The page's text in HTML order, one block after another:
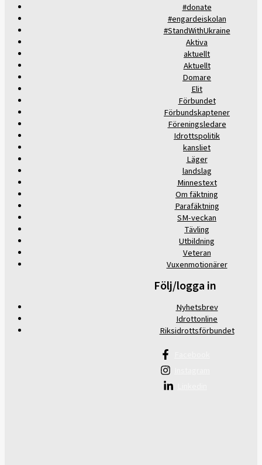
#donate
#engardeiskolan
#StandWithUkraine
Aktiva
aktuellt
Aktuellt
Domare
Elit
Förbundet
Förbundskaptener
Föreningsledare
Idrottspolitik
kansliet
Läger
landslag
Minnestext
Om fäktning
Parafäktning
SM-veckan
Tävling
Utbildning
Veteran
Vuxenmotionärer
Följ/logga in
Nyhetsbrev
Idrottonline
Riksidrottsförbundet